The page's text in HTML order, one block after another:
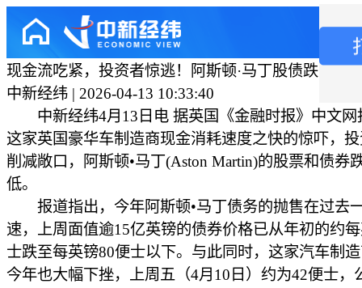
现金流吃紧，投资者惊逃！阿斯顿·马丁股债跌至历
中新经纬 | 2026-04-13 10:33:40
中新经纬4月13日电 据英国《金融时报》中文网
这家英国豪华车制造商现金消耗速度之快的惊吓，
削减敞口，阿斯顿•马丁(Aston Martin)的股票和债券
低。
报道指出，今年阿斯顿•马丁债务的抛售在过去
速，上周面值逾15亿英镑的债券价格已从年初的约
士跌至每英镑80便士以下。与此同时，这家汽车制
今年也大幅下挫，上周五（4月10日）约为42便士，